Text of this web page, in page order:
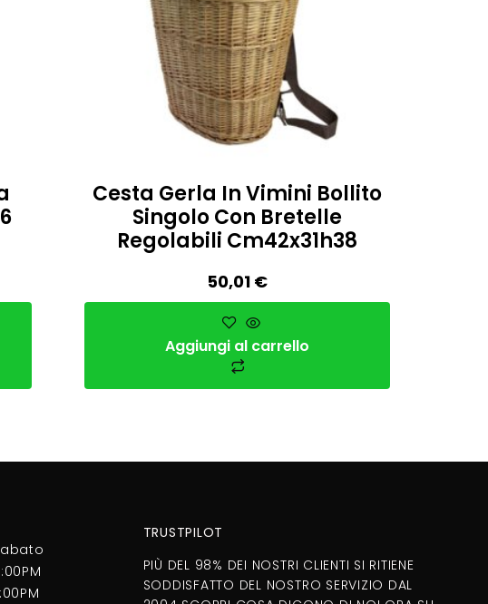
Cesta Gerla In Vimini Bollito
Singolo Con Bretelle
Regolabili Cm42x31h38
50,01 €
Aggiungi al carrello
TRUSTPILOT
PIÙ DEL 98% DEI NOSTRI CLIENTI SI RITIENE
SODDISFATTO DEL NOSTRO SERVIZIO DAL